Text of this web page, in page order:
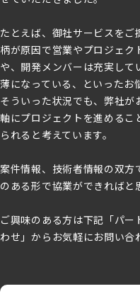
たとえば、御社サービスをご
柄が原因で営業やプロジェク
や、開発メンバーは充実し
薄になっている、といったお
そういった状況でも、弊社が
軸にプロジェクトを進める
られると考えています。
案件情報、技術者情報の双方
のある形で協業ができればと
ご興味のある方は下記「パ
わせ」からお気軽にお問い合